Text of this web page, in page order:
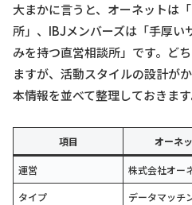
大まかに言うと、オーネットは
所」、IBJメンバーズは「手厚い
みを持つ直営相談所」です。ど
ますが、活動スタイルの設計が
本情報を並べて整理しておきます
項目 オーネ
運営 株式会社オー
タイプ
データマッチ